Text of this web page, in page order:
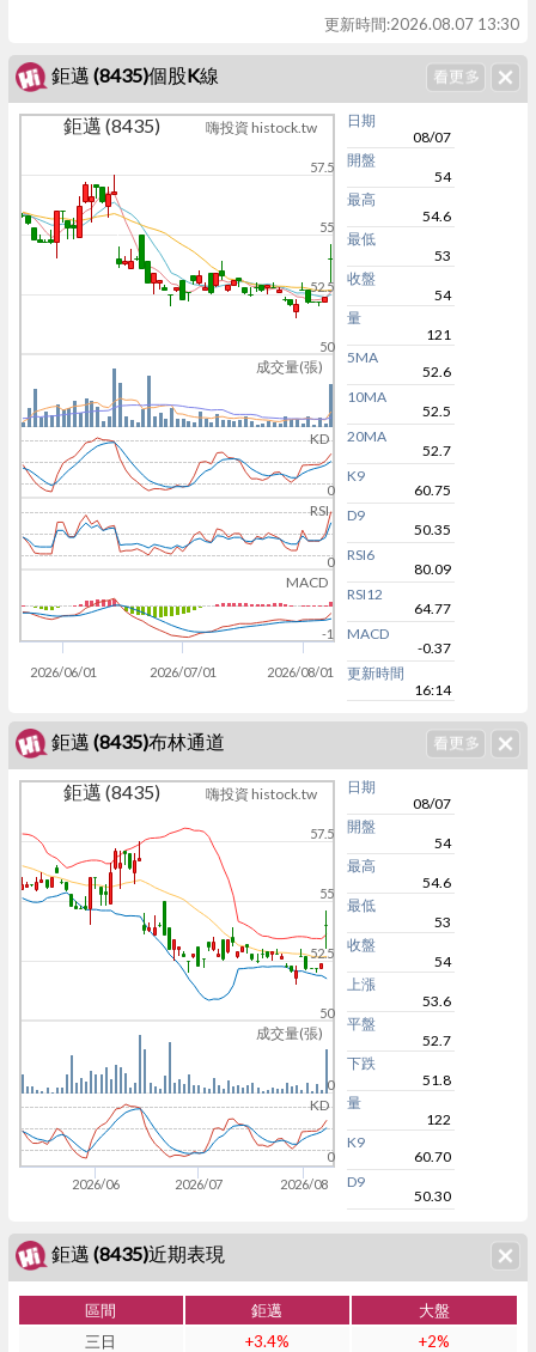
更新時間:2026.08.07 13:30
鉅邁 (8435)個股K線
成交量(張)
KD
RSI
MACD
鉅邁 (8435) 嗨投資 histock.tw
2026/06/01 2026/07/01 2026/08/01
50
52.5
55
57.5
0
0
-1
日期
08/07
開盤
54
最高
54.6
最低
53
收盤
54
量
121
5MA
52.6
10MA
52.5
20MA
52.7
K9
60.75
D9
50.35
RSI6
80.09
RSI12
64.77
MACD
-0.37
更新時間
16:14
鉅邁 (8435)布林通道
成交量(張)
KD
鉅邁 (8435) 嗨投資 histock.tw
2026/06 2026/07 2026/08
50
52.5
55
57.5
0
0
日期
08/07
開盤
54
最高
54.6
最低
53
收盤
54
上漲
53.6
平盤
52.7
下跌
51.8
量
122
K9
60.70
D9
50.30
鉅邁 (8435)近期表現
區間 鉅邁
大盤
三日
+3.4%
+2%